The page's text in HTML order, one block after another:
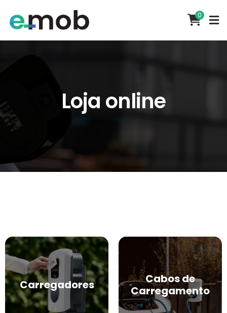
0
Loja online
Carregadores
Cabos de
Carregamento